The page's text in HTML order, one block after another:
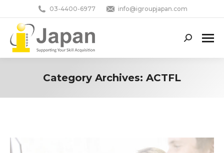
03-4400-6977 info@igroupjapan.com
Search:
Category Archives: ACTFL